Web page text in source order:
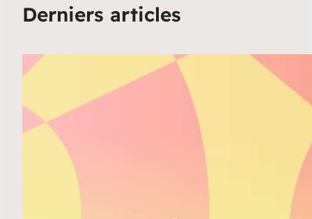
Derniers articles